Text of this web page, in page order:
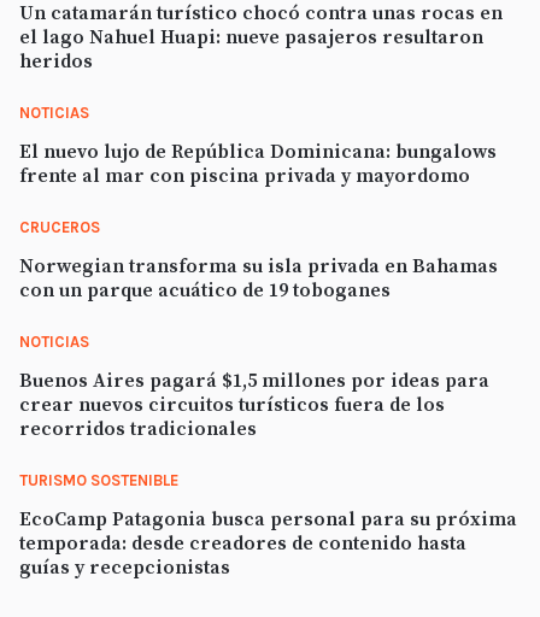
Un catamarán turístico chocó contra unas rocas en
el lago Nahuel Huapi: nueve pasajeros resultaron
heridos
NOTICIAS
El nuevo lujo de República Dominicana: bungalows
frente al mar con piscina privada y mayordomo
CRUCEROS
Norwegian transforma su isla privada en Bahamas
con un parque acuático de 19 toboganes
NOTICIAS
Buenos Aires pagará $1,5 millones por ideas para
crear nuevos circuitos turísticos fuera de los
recorridos tradicionales
TURISMO SOSTENIBLE
EcoCamp Patagonia busca personal para su próxima
temporada: desde creadores de contenido hasta
guías y recepcionistas